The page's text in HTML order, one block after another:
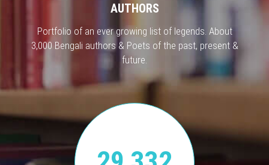
AUTHORS
Portfolio of an ever growing list of legends. About
3,000 Bengali authors & Poets of the past, present &
future.